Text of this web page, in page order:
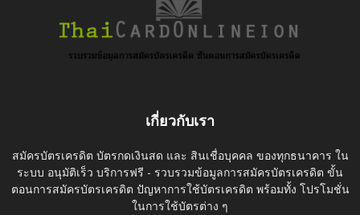
เกี่ยวกับเรา
สมัครบัตรเครดิต บัตรกดเงินสด และ สินเชื่อบุคคล ของทุกธนาคาร ใน
ระบบ อนุมัติเร็ว บริการฟรี - รวบรวมข้อมูลการสมัครบัตรเครดิต ขั้น
ตอนการสมัครบัตรเครดิต ปัญหาการใช้บัตรเครดิต พร้อมทั้ง โปรโมชั่น
ในการใช้บัตรต่าง ๆ